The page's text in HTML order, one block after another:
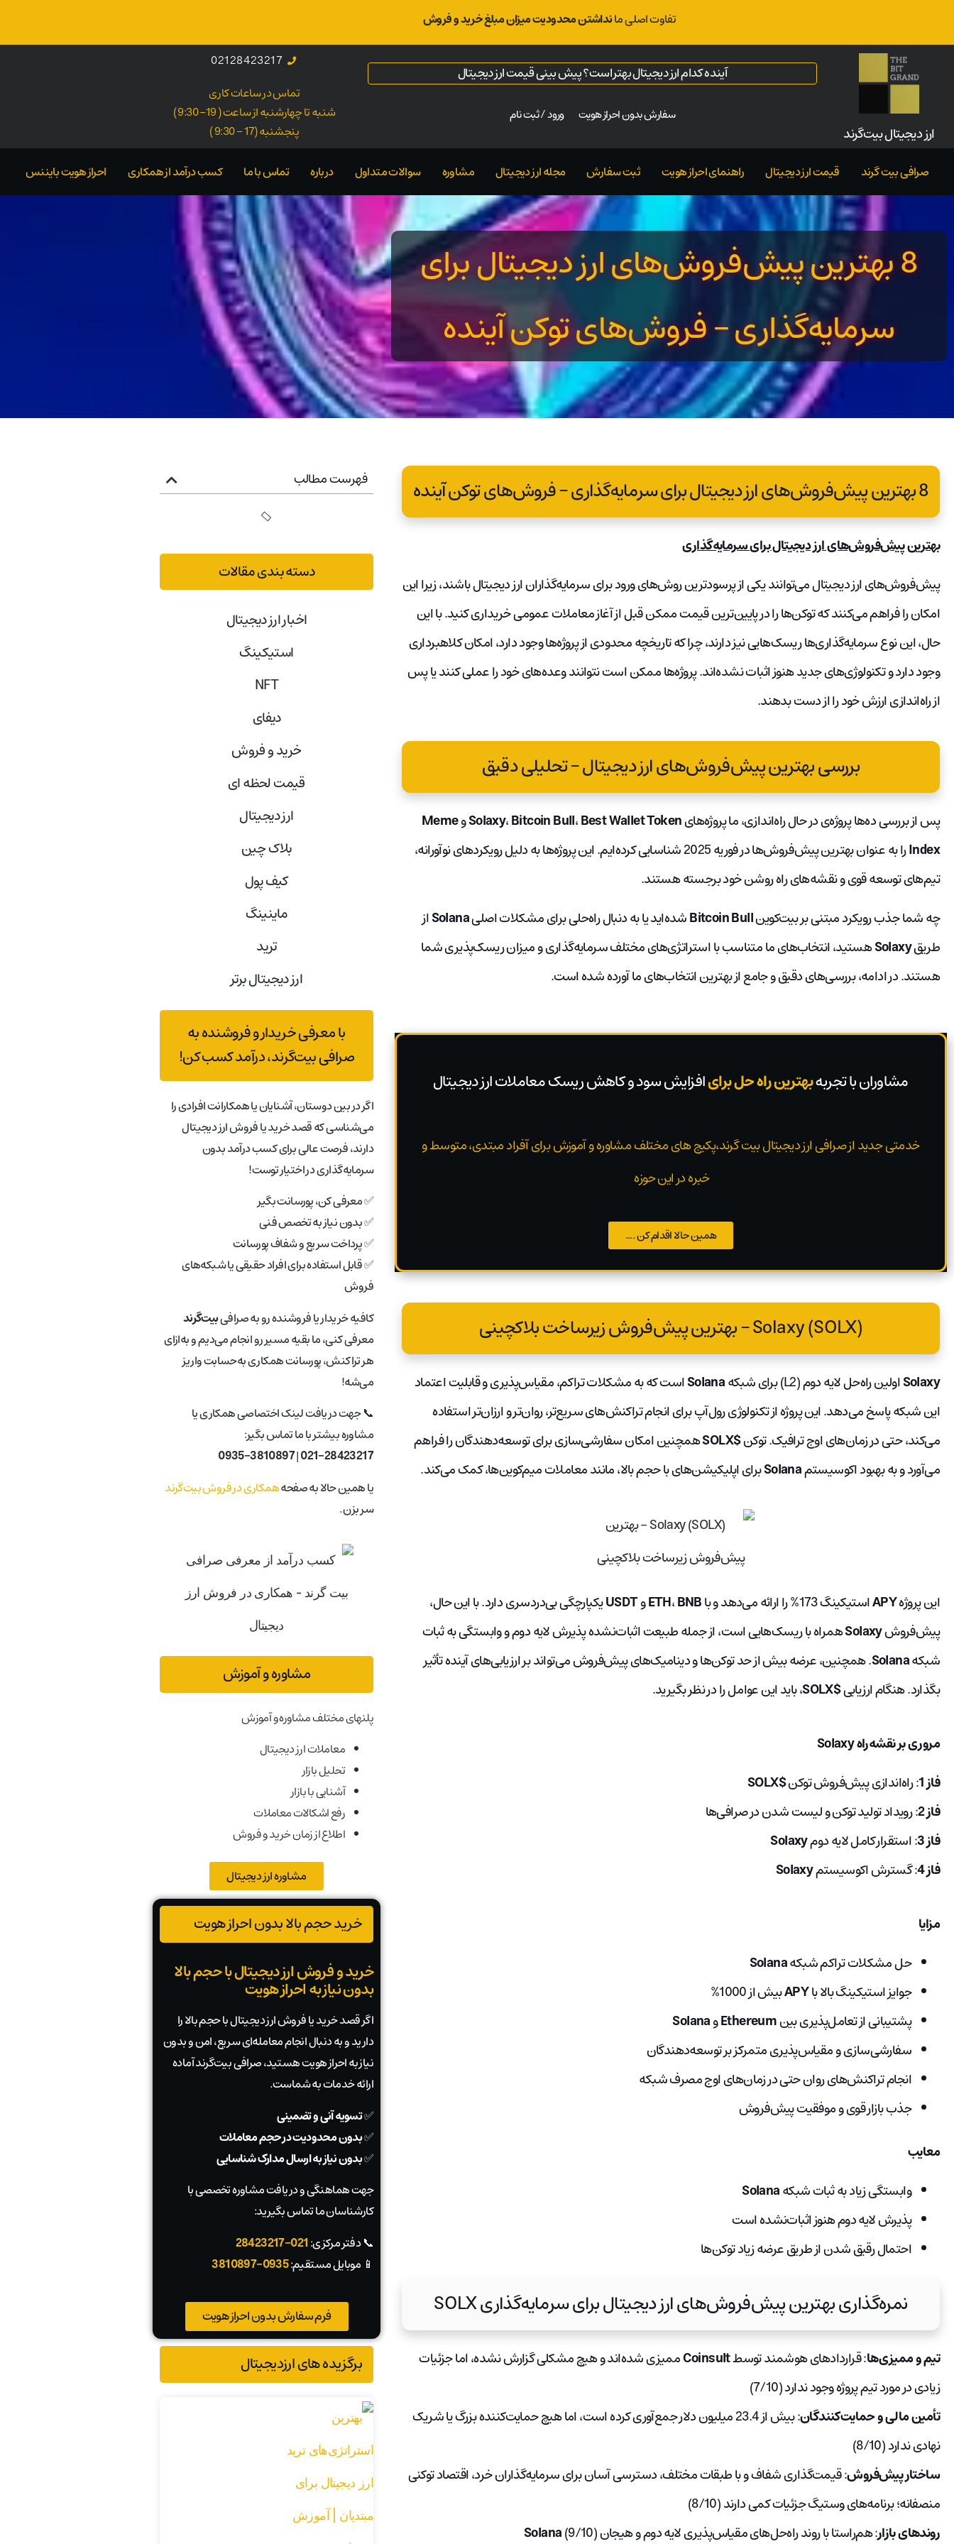
تفاوت اصلی مانداشتن محدودیت میزان مبلغ خرید و فروش
ارز‌ دیجیتال بیت‌گرند
آینده کدام ارز دیجیتال بهتر است؟ پیش بینی قیمت ارز دیجیتال
سفارش بدون احراز هویت ورود / ثبت نام
02128423217
تماس در ساعات کاری
شنبه تا چهارشنبه از ساعت ( 19- 9:30 )
پنجشنبه (17 - 9:30 )
صرافی بیت گرند قیمت ارز دیجیتال راهنمای احراز هویت ثبت سفارش مجله ارز دیجیتال مشاوره سوالات متداول درباره تماس با ما کسب درآمد از همکاری احراز هویت بایننس
8 بهترین پیش‌فروش‌های ارز دیجیتال برای
سرمایه‌گذاری – فروش‌های توکن آینده
8 بهترین پیش‌فروش‌های ارز دیجیتال برای سرمایه‌گذاری – فروش‌های توکن آینده
بهترین پیش‌فروش‌های ارز دیجیتال برای سرمایه‌گذاری
پیش‌فروش‌های ارز دیجیتال می‌توانند یکی از پرسودترین روش‌های ورود برای سرمایه‌گذاران ارز دیجیتال باشند، زیرا این
امکان را فراهم می‌کنند که توکن‌ها را در پایین‌ترین قیمت ممکن قبل از آغاز معاملات عمومی خریداری کنید. با این
حال، این نوع سرمایه‌گذاری‌ها ریسک‌هایی نیز دارند، چرا که تاریخچه محدودی از پروژه‌ها وجود دارد، امکان کلاهبرداری
وجود دارد و تکنولوژی‌های جدید هنوز اثبات نشده‌اند. پروژه‌ها ممکن است نتوانند وعده‌های خود را عملی کنند یا پس
از راه‌اندازی ارزش خود را از دست بدهند.
بررسی بهترین پیش‌فروش‌های ارز دیجیتال – تحلیلی دقیق
پس از بررسی ده‌ها پروژه‌ی در حال راه‌اندازی، ما پروژه‌های Solaxy،Bitcoin Bull،Best Wallet Token وMeme
Index
را به عنوان بهترین پیش‌فروش‌ها در فوریه 2025 شناسایی کرده‌ایم. این پروژه‌ها به دلیل رویکردهای نوآورانه،
تیم‌های توسعه قوی و نقشه‌های راه روشن خود برجسته هستند.
چه شما جذب رویکرد مبتنی بر بیت‌کوینBitcoin Bullشده‌اید یا به دنبال راه‌حلی برای مشکلات اصلیSolanaاز
طریقSolaxyهستید، انتخاب‌های ما متناسب با استراتژی‌های مختلف سرمایه‌گذاری و میزان ریسک‌پذیری شما
هستند. در ادامه، بررسی‌های دقیق و جامع از بهترین انتخاب‌های ما آورده شده است.
مشاوران با تجربهبهترین راه حل برایافزایش سود و کاهش ریسک معاملات ارز دیجیتال
خدمتی جدید از صرافی ارز دیجیتال بیت گرند،پکیج های مختلف مشاوره و آموزش برای آفراد مبتدی، متوسط و
خبره در این حوزه
همین حالا اقدام کن ....
Solaxy (SOLX) – بهترین پیش‌فروش زیرساخت بلاکچینی
Solaxyاولین راه‌حل لایه دوم (L2) برای شبکه Solanaاست که به مشکلات تراکم، مقیاس‌پذیری و قابلیت اعتماد
این شبکه پاسخ می‌دهد. این پروژه از تکنولوژی رول‌آپ برای انجام تراکنش‌های سریع‌تر، روان‌تر و ارزان‌تر استفاده
می‌کند، حتی در زمان‌های اوج ترافیک. توکن$SOLX
همچنین امکان سفارشی‌سازی برای توسعه‌دهندگان را فراهم
می‌آورد و به بهبود اکوسیستمSolanaبرای اپلیکیشن‌های با حجم بالا، مانند معاملات میم‌کوین‌ها، کمک می‌کند.
این پروژهAPYاستیکینگ 173% را ارائه می‌دهد و با ETH،BNB وUSDTیکپارچگی بی‌دردسری دارد. با این حال،
پیش‌فروشSolaxyهمراه با ریسک‌هایی است، از جمله طبیعت اثبات‌نشده پذیرش لایه دوم و وابستگی به ثبات
شبکهSolana. همچنین، عرضه بیش از حد توکن‌ها و دینامیک‌های پیش‌فروش می‌تواند بر ارزیابی‌های آینده تأثیر
بگذارد. هنگام ارزیابی$SOLX ، باید این عوامل را در نظر بگیرید.
مروری بر نقشه‌راه Solaxy
فاز 1 : راه‌اندازی پیش‌فروش توکن$SOLX
فاز 2 : رویداد تولید توکن و لیست شدن در صرافی‌ها
فاز 3 : استقرار کامل لایه دومSolaxy
فاز 4 : گسترش اکوسیستمSolaxy
مزایا
حل مشکلات تراکم شبکهSolana
جوایز استیکینگ بالا باAPYبیش از 1000%
پشتیبانی از تعامل‌پذیری بینEthereumوSolana
سفارشی‌سازی و مقیاس‌پذیری متمرکز بر توسعه‌دهندگان
انجام تراکنش‌های روان حتی در زمان‌های اوج مصرف شبکه
جذب بازار قوی و موفقیت پیش‌فروش
معایب
وابستگی زیاد به ثبات شبکهSolana
پذیرش لایه دوم هنوز اثبات‌نشده است
احتمال رقیق شدن از طریق عرضه زیاد توکن‌ها
نمره‌گذاری بهترین پیش‌فروش‌های ارز دیجیتال برای سرمایه‌گذاری SOLX
تیم و ممیزی‌ها: قراردادهای هوشمند توسطCoinsultممیزی شده‌اند و هیچ مشکلی گزارش نشده، اما جزئیات
زیادی در مورد تیم پروژه وجود ندارد (7/10)
تأمین مالی و حمایت‌کنندگان
: بیش از 23.4 میلیون دلار جمع‌آوری کرده است، اما هیچ حمایت‌کننده بزرگ یا شریک
نهادی ندارد (8/10)
ساختار پیش‌فروش: قیمت‌گذاری شفاف و با طبقات مختلف، دسترسی آسان برای سرمایه‌گذاران خرد، اقتصاد توکنی
منصفانه؛ برنامه‌های وستیگ جزئیات کمی دارند (8/10)
روندهای بازار: هم‌راستا با روند راه‌حل‌های مقیاس‌پذیری لایه دوم و هیجان Solana(9/10)
فهرست مطالب
دسته بندی مقالات
اخبار ارز دیجیتال
استیکینگ
NFT
دیفای
خرید و فروش
قیمت لحظه ای
ارز دیجیتال
بلاک‌ چین
کیف پول
ماینینگ
ترید
ارز دیجیتال برتر
با معرفی خریدار و فروشنده به
صرافی بیت‌گرند، درآمد کسب کن!
اگر در بین دوستان، آشنایان یا همکارانت افرادی را
می‌شناسی که قصد خرید یا فروش ارز دیجیتال
دارند، فرصت عالی برای کسب درآمد بدون
سرمایه‌گذاری در اختیار توست!
✅ معرفی کن، پورسانت بگیر
✅ بدون نیاز به تخصص فنی
✅ پرداخت سریع و شفاف پورسانت
✅ قابل استفاده برای افراد حقیقی یا شبکه‌های
فروش
کافیه خریدار یا فروشنده رو به صرافیبیت‌گرند
معرفی کنی، ما بقیه مسیر رو انجام می‌دیم و به‌ازای
هر تراکنش، پورسانت همکاری به‌حسابت واریز
می‌شه!
📞 جهت دریافت لینک اختصاصی همکاری یا
مشاوره بیشتر با ما تماس بگیر:
021-28423217
|
0935-3810897
یا همین حالا به صفحههمکاری در فروش بیت‌گرند
سر بزن.
مشاوره و آموزش
پلنهای مختلف مشاوره و آموزش
معاملات ارز دیجیتال
تحلیل بازار
آشنایی با بازار
رفع اشکالات معاملات
اطلاع از زمان خرید و فروش
مشاوره ارز دیجیتال
خرید حجم بالا بدون احراز هویت
خرید و فروش ارز دیجیتال با حجم بالا
بدون نیاز به احراز هویت
اگر قصد خرید یا فروش ارز دیجیتال با حجم بالا را
دارید و به دنبال انجام معامله‌ای سریع، امن و بدون
نیاز به احراز هویت هستید، صرافی بیت‌گرند آماده
ارائه خدمات به شماست.
✅تسویه آنی و تضمینی
✅بدون محدودیت در حجم معاملات
✅بدون نیاز به ارسال مدارک شناسایی
جهت هماهنگی و دریافت مشاوره تخصصی با
کارشناسان ما تماس بگیرید:
📞 دفتر مرکزی:021-28423217
📱 موبایل مستقیم:0935-3810897
فرم سفارش بدون احراز هویت
برگزیده های ارزدیجیتال